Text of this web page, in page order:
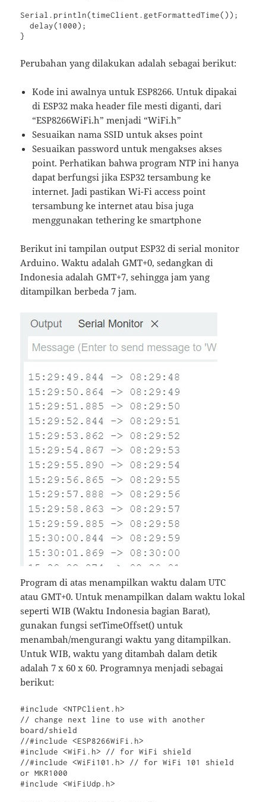
Serial.println(timeClient.getFormattedTime());
  delay(1000);
}
Perubahan yang dilakukan adalah sebagai berikut:
Kode ini awalnya untuk ESP8266. Untuk dipakai
di ESP32 maka header file mesti diganti, dari
“ESP8266WiFi.h” menjadi “WiFi.h”
Sesuaikan nama SSID untuk akses point
Sesuaikan password untuk mengakses akses
point. Perhatikan bahwa program NTP ini hanya
dapat berfungsi jika ESP32 tersambung ke
internet. Jadi pastikan Wi-Fi access point
tersambung ke internet atau bisa juga
menggunakan tethering ke smartphone
Berikut ini tampilan output ESP32 di serial monitor
Arduino. Waktu adalah GMT+0, sedangkan di
Indonesia adalah GMT+7, sehingga jam yang
ditampilkan berbeda 7 jam.
Program di atas menampilkan waktu dalam UTC
atau GMT+0. Untuk menampilkan dalam waktu lokal
seperti WIB (Waktu Indonesia bagian Barat),
gunakan fungsi setTimeOffset() untuk
menambah/mengurangi waktu yang ditampilkan.
Untuk WIB, waktu yang ditambah dalam detik
adalah 7 x 60 x 60. Programnya menjadi sebagai
berikut:
#include <NTPClient.h>
// change next line to use with another
board/shield
//#include <ESP8266WiFi.h>
#include <WiFi.h> // for WiFi shield
//#include <WiFi101.h> // for WiFi 101 shield
or MKR1000
#include <WiFiUdp.h>